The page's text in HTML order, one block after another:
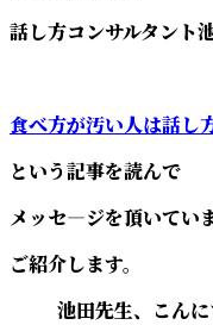
話し方コンサルタント
食べ方が汚い人は話し
という記事を読んで
メッセ―ジを頂いていま
ご紹介します。
池田先生、こんに